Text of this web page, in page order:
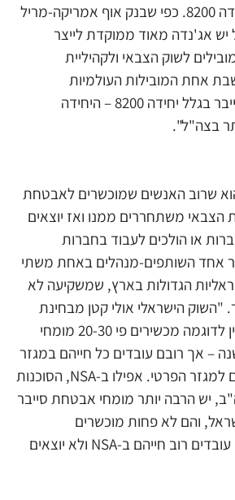
צה"ל, וליתר דיוק יחידה 8200. כפי שבנק אוף אמריקה-מריל
יש אג'נדה מאוד ממוקדת לייצר
לשוק הצבאי ולקהיליית
אחת המובילות העולמיות
בתעשיית אבטחת סייבר בגלל יחידה 8200 – היחידה
בצה"ל".
שרוב האנשים שמוכשרים לאבטחת
הצבאי משתחררים ממנו ואז יוצאים
או הולכים לעבוד בחברות
אחד השותפים-מנהלים באחת משתי
הגדולות בארץ, שמשקיעה לא
הישראלי אולי קטן מבחינת
מספר האנשים – בסין לדוגמה מכשירים פי 20-30 מומחי
– אך רובם עובדים כל חייהם במגזר
הממשלתי ולא יוצאים למגזר הפרטי. אפילו ב-NSA, הסוכנות
יש הרבה יותר מומחי אבטחת סייבר
והם לא פחות מוכשרים
מהישראלים אבל הם עובדים רוב חייהם ב-NSA ולא יוצאים